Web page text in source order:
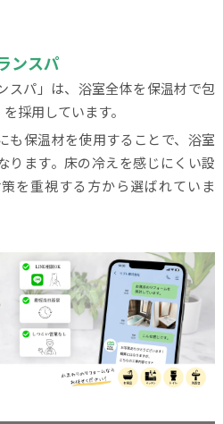
ンスパ
スパ」は、浴室全体を保温材で包
採用しています。
も保温材を使用することで、浴室
ります。床の冷えを感じにくい設
を重視する方から選ばれていま